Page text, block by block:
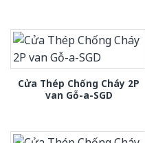
Cửa Thép Chống Cháy 2P
van Gỗ-a-SGD